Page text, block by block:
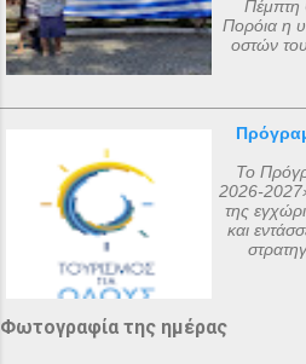
αριθμός των
τις διαθέσιμες
καθοριστεί
αριθμός που
μεταγενέστερες
αριθμός 318. Ο
τους αριθμεί
Αλεξανδρείας
Πέμπτη
Πορόια η
οστών
Το
2026-
της
και
Φωτογραφία της ημέρας